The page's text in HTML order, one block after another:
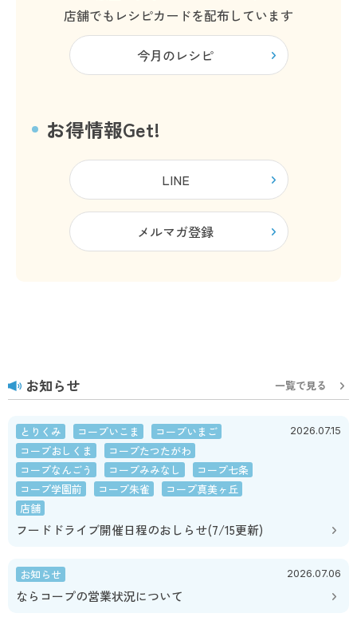
店舗でもレシピカードを配布しています
今月のレシピ
お得情報Get!
LINE
メルマガ登録
お知らせ
とりくみ コープいこま
コープいまご
コープおしくま
コープたつたがわ
コープなんごう
コープみみなし
コープ七条
コープ学園前
コープ朱雀
コープ真美ヶ丘
店舗
2026.07.15
フードドライブ開催日程のおしらせ(7/15更新)
お知らせ 2026.07.06
ならコープの営業状況について
一覧で見る